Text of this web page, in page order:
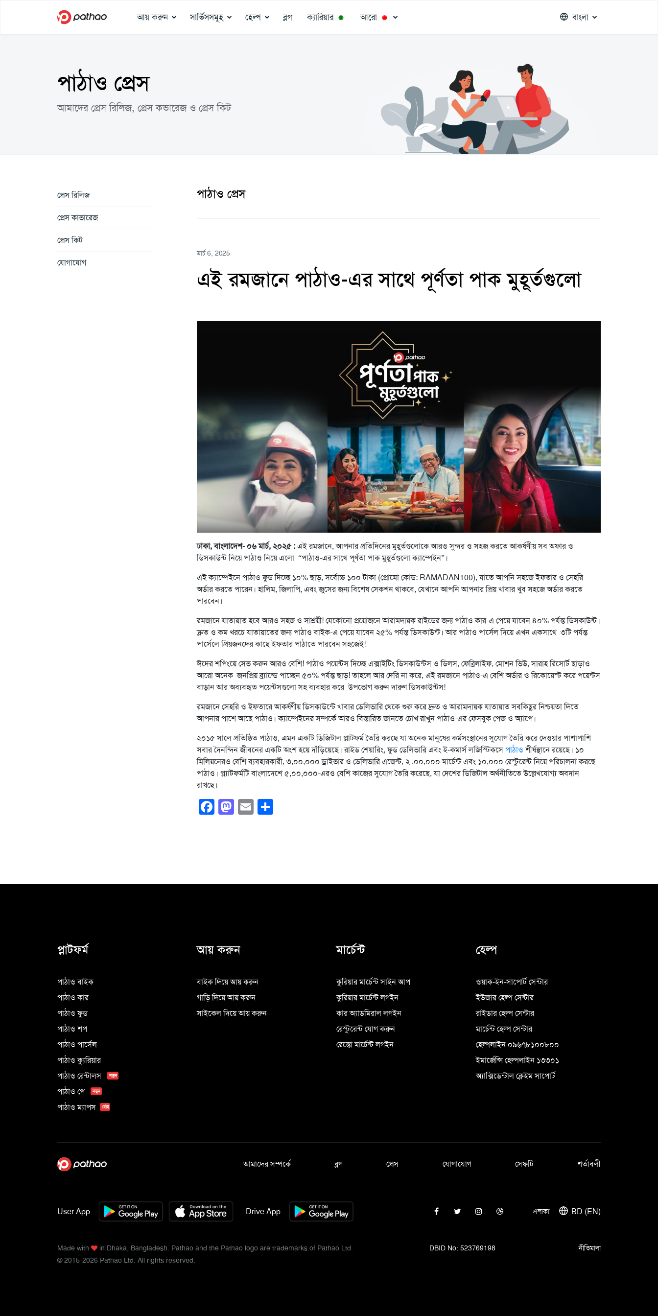
আয় করুন সার্ভিসসমূহ হেল্প ব্লগ ক্যারিয়ার ◉ আরো ◉ বাংলা
পাঠাও প্রেস
আমাদের প্রেস রিলিজ, প্রেস কভারেজ ও প্রেস কিট
প্রেস রিলিজ
প্রেস কাভারেজ
প্রেস কিট
যোগাযোগ
পাঠাও প্রেস
মার্চ 6, 2025
এই রমজানে পাঠাও-এর সাথে পূর্ণতা পাক মুহূর্তগুলো
ঢাকা, বাংলাদেশ- ০৬ মার্চ, ২০২৫:এই রমজানে, আপনার প্রতিদিনের মুহূর্তগুলোকে আরও সুন্দর ও সহজ করতে আকর্ষণীয় সব অফার ও
ডিসকাউন্ট নিয়ে পাঠাও নিয়ে এলো “পাঠাও-এর সাথে পূর্ণতা পাক মুহূর্তগুলো ক্যাম্পেইন”।
এই ক্যাম্পেইনে পাঠাও ফুড দিচ্ছে ১০% ছাড়, সর্বোচ্চ ১০০ টাকা (প্রোমো কোড: RAMADAN100), যাতে আপনি সহজে ইফতার ও সেহরি
অর্ডার করতে পারেন। হালিম, জিলাপি, এবং জুসের জন্য বিশেষ সেকশন থাকবে, যেখানে আপনি আপনার প্রিয় খাবার খুব সহজে অর্ডার করতে
পারবেন।
রমজানে যাতায়াত হবে আরও সহজ ও সাশ্রয়ী! যেকোনো প্রয়োজনে আরামদায়ক রাইডের জন্য পাঠাও কার-এ পেয়ে যাবেন ৪০% পর্যন্ত ডিসকাউন্ট।
দ্রুত ও কম খরচে যাতায়াতের জন্য পাঠাও বাইক-এ পেয়ে যাবেন ২৫% পর্যন্ত ডিসকাউন্ট। আর পাঠাও পার্সেল দিয়ে এখন একসাথে ৩টি পর্যন্ত
পার্সেলে প্রিয়জনদের কাছে ইফতার পাঠাতে পারবেন সহজেই!
ঈদের শপিংয়ে সেভ করুন আরও বেশি! পাঠাও পয়েন্টস দিচ্ছে এক্সাইটিং ডিসকাউন্টস ও ডিলস, ফেব্রিলাইফ, মোশন ভিউ, সারাহ রিসোর্ট ছাড়াও
আরো অনেক জনপ্রিয় ব্র্যান্ডে পাচ্ছেন ৫০% পর্যন্ত ছাড়! তাহলে আর দেরি না করে, এই রমজানে পাঠাও-এ বেশি অর্ডার ও রিকোয়েস্ট করে পয়েন্টস
বাড়ান আর অব্যবহৃত পয়েন্টসগুলো সহ ব্যবহার করে উপভোগ করুন দারুণ ডিসকাউন্টস!
রমজানে সেহরি ও ইফতারে আকর্ষণীয় ডিসকাউন্টে খাবার ডেলিভারি থেকে শুরু করে দ্রুত ও আরামদায়ক যাতায়াত সবকিছুর নিশ্চয়তা দিতে
আপনার পাশে আছে পাঠাও। ক্যাম্পেইনের সম্পর্কে আরও বিস্তারিত জানতে চোখ রাখুন পাঠাও-এর ফেসবুক পেজ ও অ্যাপে।
২০১৫ সালে প্রতিষ্ঠিত পাঠাও, এমন একটি ডিজিটাল প্লাটফর্ম তৈরি করছে যা অনেক মানুষের কর্মসংস্থানের সুযোগ তৈরি করে দেওয়ার পাশাপাশি
সবার দৈনন্দিন জীবনের একটি অংশ হয়ে দাঁড়িয়েছে। রাইড শেয়ারিং, ফুড ডেলিভারি এবং ই-কমার্স লজিস্টিকসেপাঠাওশীর্ষস্থানে রয়েছে। ১০
মিলিয়নেরও বেশি ব্যবহারকারী, ৩,০০,০০০ ড্রাইভার ও ডেলিভারি এজেন্ট, ২ ,০০,০০০ মার্চেন্ট এবং ১০,০০০ রেস্টুরেন্ট নিয়ে পরিচালনা করছে
পাঠাও। প্ল্যাটফর্মটি বাংলাদেশে ৫,০০,০০০-এরও বেশি কাজের সুযোগ তৈরি করেছে, যা দেশের ডিজিটাল অর্থনীতিতে উল্লেখযোগ্য অবদান
রাখছে।
Facebook
Mastodon
Email
প্লাটফর্ম
পাঠাও বাইক
পাঠাও কার
পাঠাও ফুড
পাঠাও শপ
পাঠাও পার্সেল
পাঠাও ক্যুরিয়ার
পাঠাও রেন্টালস
নতুন
পাঠাও পে নতুন
পাঠাও ম্যাপস বেটা
আয় করুন
বাইক দিয়ে আয় করুন
গাড়ি দিয়ে আয় করুন
সাইকেল দিয়ে আয় করুন
মার্চেন্ট
কুরিয়ার মার্চেন্ট সাইন আপ
কুরিয়ার মার্চেন্ট লগইন
কার অ্যাডমিরাল লগইন
রেস্টুরেন্ট যোগ করুন
রেস্তো মার্চেন্ট লগইন
হেল্প
ওয়াক-ইন-সাপোর্ট সেন্টার
ইউজার হেল্প সেন্টার
রাইডার হেল্প সেন্টার
মার্চেন্ট হেল্প সেন্টার
হেল্পলাইন ০৯৬৭৮১০০৮০০
ইমার্জেন্সি হেল্পলাইন ১৩৩০১
অ্যাক্সিডেন্টাল ক্লেইম সাপোর্ট
আমাদের সম্পর্কে ব্লগ প্রেস যোগাযোগ সেফটি শর্তাবলী
User App Drive App এলাকা BD (EN)
DBID No: 523769198 নীতিমালা
Made with
in Dhaka, Bangladesh. Pathao and the Pathao logo are trademarks of Pathao Ltd.
© 2015-2026 Pathao Ltd. All rights reserved.